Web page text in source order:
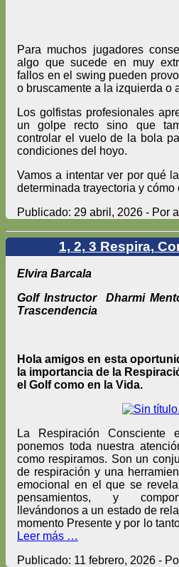
Para muchos jugadores
algo que sucede en muy
fallos en el swing pueden
o bruscamente a la izquierda o
Los golfistas profesionales
un golpe recto sino que
controlar el vuelo de la bola
condiciones del hoyo.
Vamos a intentar ver por qué
determinada trayectoria y cómo
Publicado: 29 abril, 2026 - Por
1, 2, 3 Respira,
Elvira Barcala
Golf Instructor Dharmi
Trascendencia
Hola amigos en esta
la importancia de la
el Golf como en la Vida.
La Respiración
ponemos toda nuestra
como respiramos. Son un
de respiración y una
emocional en el que se
pensamientos, y
llevándonos a un estado de
momento Presente y por lo
Leer más …
Publicado: 11 febrero, 2026 -